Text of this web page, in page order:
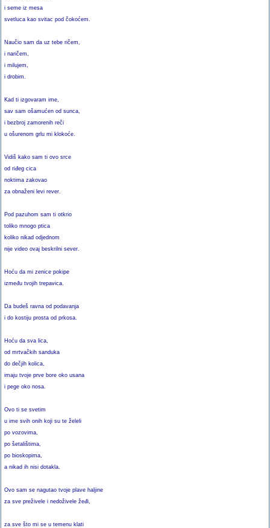
i seme iz mesa
svetluca kao svitac pod čokoćem.
Naučio sam da uz tebe ričem,
i naričem,
i milujem,
i drobim.
Kad ti izgovaram ime,
sav sam ošamućen od sunca,
i bezbroj zamorenih reči
u ošurenom grlu mi klokoće.
Vidiš kako sam ti ovo srce
od riđeg cica
noktima zakovao
za obnaženi levi rever.
Pod pazuhom sam ti otkrio
toliko mnogo ptica
koliko nikad odjednom
nije video ovaj beskrilni sever.
Hoću da mi zenice pokipe
između tvojih trepavica.
Da budeš ravna od podavanja
i do kostiju prosta od prkosa.
Hoću da sva lica,
od mrtvačkih sanduka
do dečjih kolica,
imaju tvoje prve bore oko usana
i pege oko nosa.
Ovo ti se svetim
u ime svih onih koji su te želeli
po vozovima,
po šetalištima,
po bioskopima,
a nikad ih nisi dotakla.
Ovo sam se nagutao tvoje plave haljine
za sve preživele i nedoživele žeđi,
za sve što mi se u temenu klati